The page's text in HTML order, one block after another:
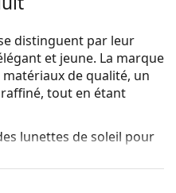
distinguent par leur
et jeune. La marque
de qualité, un
tout en étant
lunettes de soleil pour
avec ces lunettes de